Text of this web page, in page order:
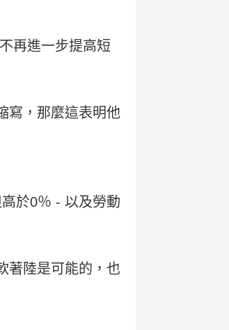
再進一步提高短
寫，那麼這表明他
於0％ - 以及勞動
著陸是可能的，也